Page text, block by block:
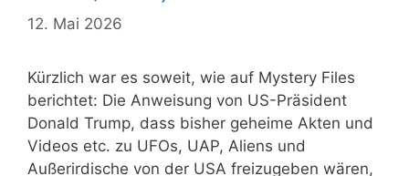
12. Mai 2026
Kürzlich war es soweit, wie auf Mystery Files
berichtet: Die Anweisung von US-Präsident
Donald Trump, dass bisher geheime Akten und
Videos etc. zu UFOs, UAP, Aliens und
Außerirdische von der USA freizugeben wären,